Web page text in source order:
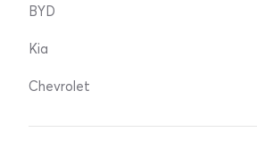
BYD
Kia
Chevrolet